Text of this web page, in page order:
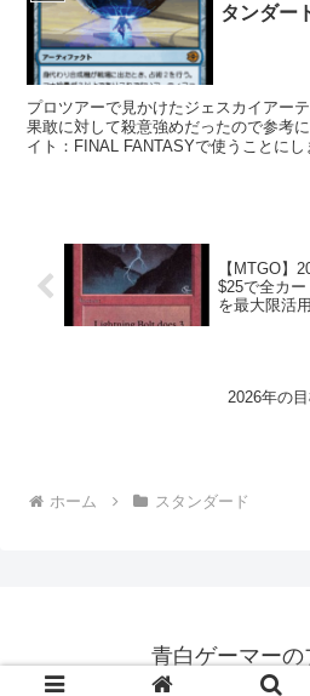
タンダー
プロツアーで見かけたジェスカイアー
果敢に対して殺意強めだったので参考
イト：FINAL FANTASYで使うことに
【MTGO】
$25で全カ
を最大限活
2026年の
ホーム スタンダード
青白ゲーマーの
© 2023 青白ゲーマー